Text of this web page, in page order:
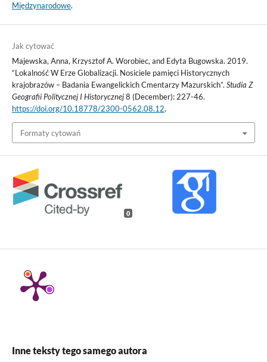
Międzynarodowe.
Jak cytować
Majewska, Anna, Krzysztof A. Worobiec, and Edyta Bugowska. 2019.
“Lokalność W Erze Globalizacji. Nosiciele pamięci Historycznych
krajobrazów – Badania Ewangelickich Cmentarzy Mazurskich”. Studia Z
Geografii Politycznej I Historycznej8 (December): 227-46.
https://doi.org/10.18778/2300-0562.08.12.
Formaty cytowań
0
Inne teksty tego samego autora